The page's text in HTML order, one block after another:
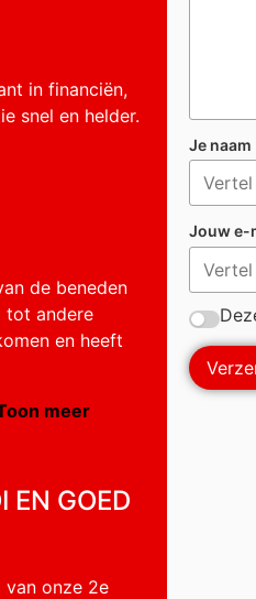
in financiën,
snel en helder.
de beneden
tot andere
en heeft
meer
EN GOED
onze 2e
Je naam
Jouw e-